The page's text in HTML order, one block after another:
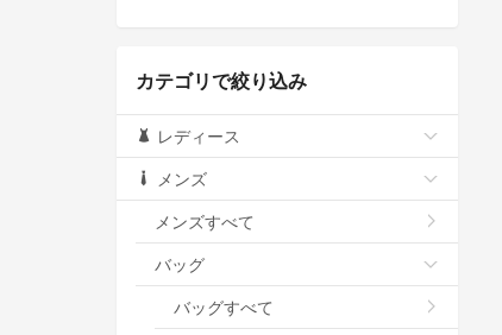
カテゴリで絞り込み
レディース
メンズ
メンズすべて
バッグ
バッグすべて